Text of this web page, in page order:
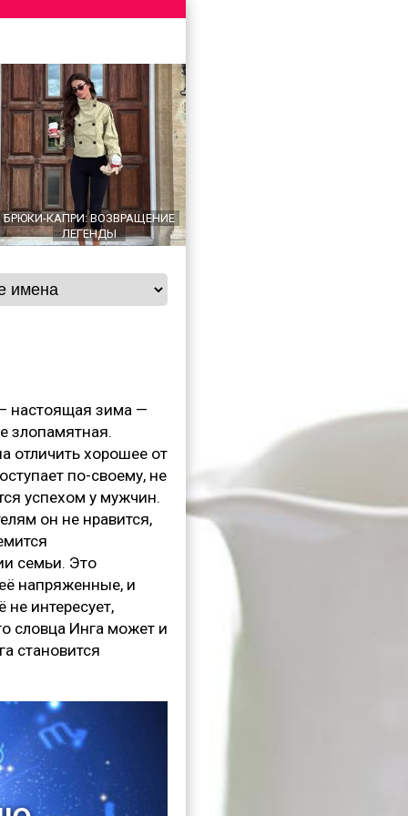
БРЮКИ-КАПРИ: ВОЗВРАЩЕНИЕ
ЛЕГЕНДЫ
настоящая зима —
злопамятная.
отличить хорошее от
по-своему, не
успехом у мужчин.
он не нравится,
семьи. Это
напряженные, и
интересует,
словца Инга может и
становится